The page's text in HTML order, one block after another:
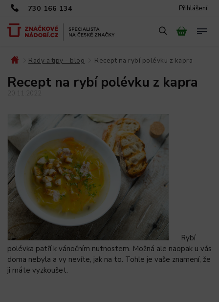
730 166 134 Přihlášení
Rady a tipy - blog Recept na rybí polévku z kapra
Recept na rybí polévku z kapra
20.11.2022
Rybí
polévka patří k vánočním nutnostem. Možná ale naopak u vás
doma nebyla a vy nevíte, jak na to. Tohle je vaše znamení, že
ji máte vyzkoušet.